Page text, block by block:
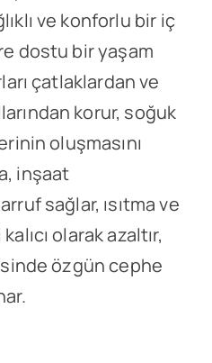
ve konforlu bir iç
dostu bir yaşam
çatlaklardan ve
korur, soğuk
oluşmasını
inşaat
sağlar, ısıtma ve
olarak azaltır,
özgün cephe